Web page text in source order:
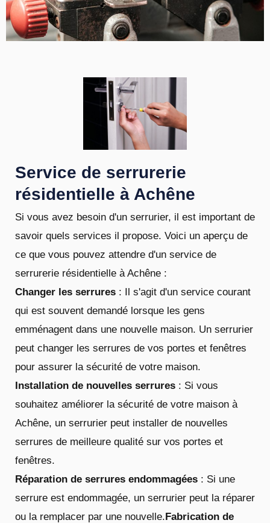
Service de serrurerie
résidentielle à Achêne
Si vous avez besoin d'un serrurier, il est important de
savoir quels services il propose. Voici un aperçu de
ce que vous pouvez attendre d'un service de
serrurerie résidentielle à Achêne :
Changer les serrures : Il s'agit d'un service courant
qui est souvent demandé lorsque les gens
emménagent dans une nouvelle maison. Un serrurier
peut changer les serrures de vos portes et fenêtres
pour assurer la sécurité de votre maison.
Installation de nouvelles serrures : Si vous
souhaitez améliorer la sécurité de votre maison à
Achêne, un serrurier peut installer de nouvelles
serrures de meilleure qualité sur vos portes et
fenêtres.
Réparation de serrures endommagées : Si une
serrure est endommagée, un serrurier peut la réparer
ou la remplacer par une nouvelle.Fabrication de